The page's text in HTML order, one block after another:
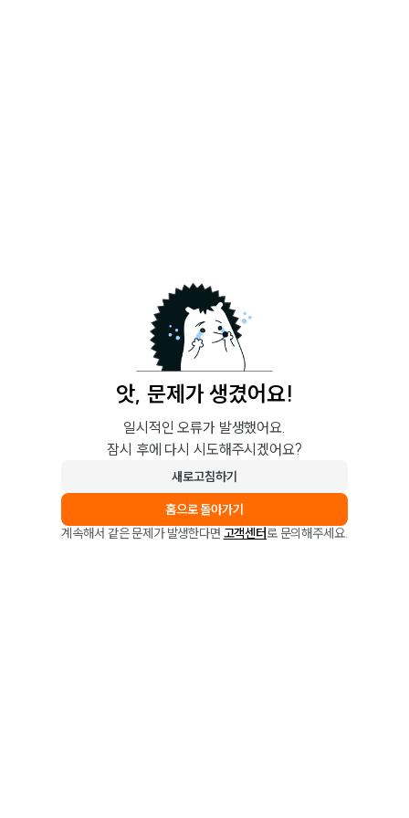
앗, 문제가 생겼어요!
일시적인 오류가 발생했어요.
잠시 후에 다시 시도해주시겠어요?
새로고침하기
홈으로 돌아가기
계속해서 같은 문제가 발생한다면 고객센터로 문의해주세요.